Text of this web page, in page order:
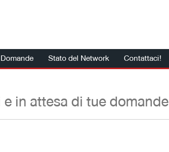
Stato del Network Contattaci!
in attesa di tue domande